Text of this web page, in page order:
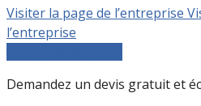
Visiter la page de l’entreprise
l’entreprise
Demandez un devis gratuit et